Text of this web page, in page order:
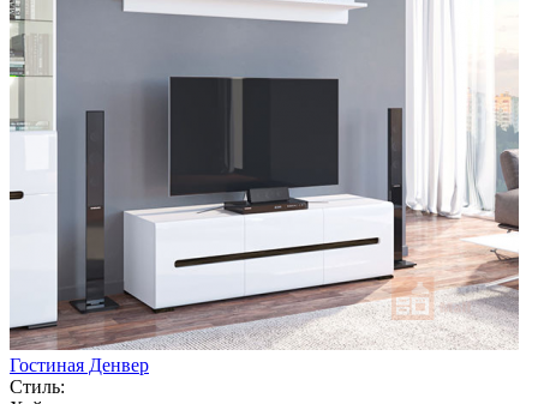
Гостиная Денвер
Стиль: